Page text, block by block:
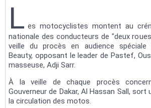
L es motocyclistes montent au
nationale des conducteurs de "deux
veille du procès en audience spéciale
Beauty, opposant le leader de Pastef,
masseuse, Adji Sarr.
À la veille de chaque procès
Gouverneur de Dakar, Al Hassan Sall,
la circulation des motos.